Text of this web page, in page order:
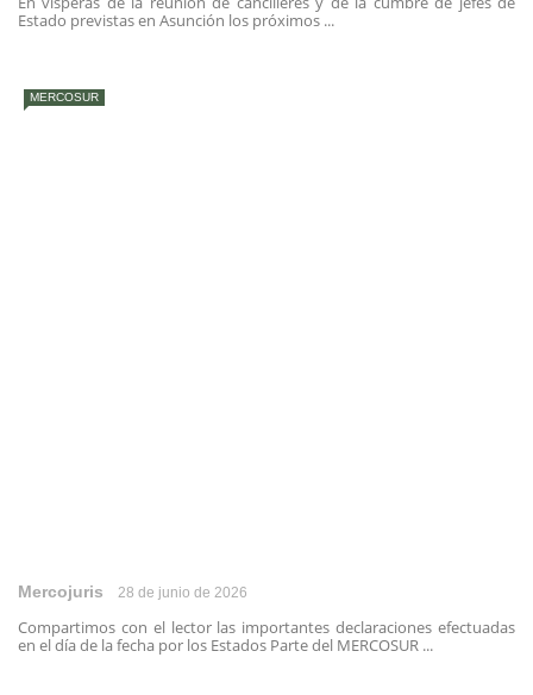
Estado previstas en Asunción los próximos ...
MERCOSUR
Mercojuris 28 de junio de 2026
Compartimos con el lector las importantes declaraciones efectuadas
en el día de la fecha por los Estados Parte del MERCOSUR ...